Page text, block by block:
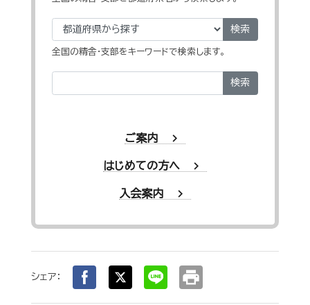
検索
全国の精舎・支部をキーワードで検索します。
検索
ご案内 chevron_right
はじめての方へ chevron_right
入会案内 chevron_right
シェア： print